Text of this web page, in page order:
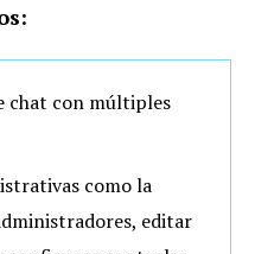
chat con múltiples
como la
editar